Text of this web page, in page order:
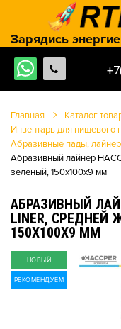
Зарядись
Главная
Каталог
Инвентарь для пищевого
Абразивные пады,
Абразивный лайнер
зеленый, 150х100х9 мм
АБРАЗИВНЫЙ
LINER, СРЕДНЕЙ
150Х100Х9 ММ
НОВЫЙ
РЕКОМЕНДУЕМ